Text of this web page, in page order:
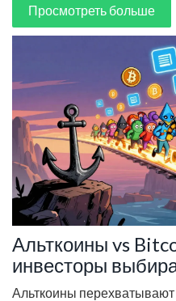
Просмотреть больше
Альткоины vs
инвесторы
альтернативные
Альткоины